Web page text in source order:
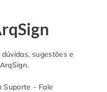
sugestões e
Suporte - Fale